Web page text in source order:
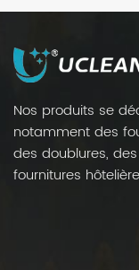
Nos produits se
notamment des
des doublures,
fournitures